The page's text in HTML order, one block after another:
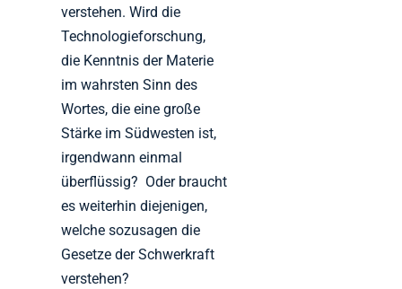
verstehen. Wird die
Technologieforschung,
die Kenntnis der Materie
im wahrsten Sinn des
Wortes, die eine große
Stärke im Südwesten ist,
irgendwann einmal
überflüssig? Oder braucht
es weiterhin diejenigen,
welche sozusagen die
Gesetze der Schwerkraft
verstehen?